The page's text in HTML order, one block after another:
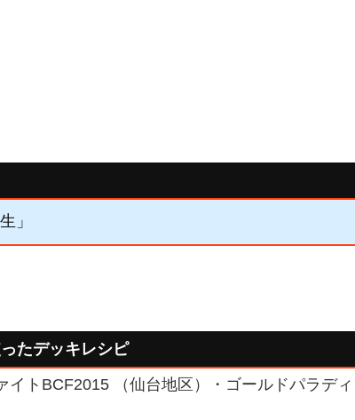
」
たデッキレシピ
イトBCF2015 （仙台地区）・ゴールドパラデ